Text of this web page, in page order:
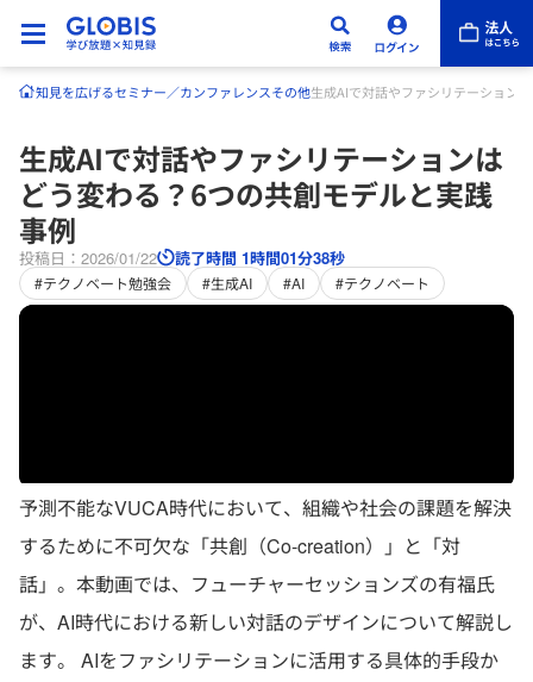
知見を広げるセミナー／カンファレンスその他生成AIで対話やファシリテーション
生成AIで対話やファシリテーションは
どう変わる？6つの共創モデルと実践
事例
投稿日：2026/01/22 読了時間 1時間01分38秒
#テクノベート勉強会 #生成AI #AI #テクノベート
予測不能なVUCA時代において、組織や社会の課題を解決
するために不可欠な「共創（Co-creation）」と「対
話」。本動画では、フューチャーセッションズの有福氏
が、AI時代における新しい対話のデザインについて解説し
ます。 AIをファシリテーションに活用する具体的手段か